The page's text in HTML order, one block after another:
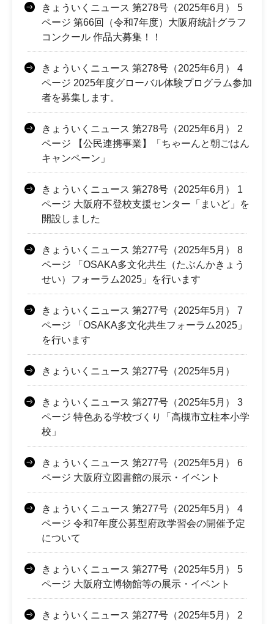
きょういくニュース 第278号（2025年6月） 5
ページ 第66回（令和7年度）大阪府統計グラフ
コンクール 作品大募集！！
きょういくニュース 第278号（2025年6月） 4
ページ 2025年度グローバル体験プログラム参加
者を募集します。
きょういくニュース 第278号（2025年6月） 2
ページ 【公民連携事業】「ちゃーんと朝ごはん
キャンペーン」
きょういくニュース 第278号（2025年6月） 1
ページ 大阪府不登校支援センター「まいど」を
開設しました
きょういくニュース 第277号（2025年5月） 8
ページ 「OSAKA多文化共生（たぶんかきょう
せい）フォーラム2025」を行います
きょういくニュース 第277号（2025年5月） 7
ページ 「OSAKA多文化共生フォーラム2025」
を行います
きょういくニュース 第277号（2025年5月）
きょういくニュース 第277号（2025年5月） 3
ページ 特色ある学校づくり「高槻市立柱本小学
校」
きょういくニュース 第277号（2025年5月） 6
ページ 大阪府立図書館の展示・イベント
きょういくニュース 第277号（2025年5月） 4
ページ 令和7年度公募型府政学習会の開催予定
について
きょういくニュース 第277号（2025年5月） 5
ページ 大阪府立博物館等の展示・イベント
きょういくニュース 第277号（2025年5月） 2